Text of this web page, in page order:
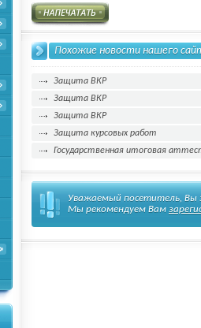
Похожие новости нашего
Защита ВКР
Защита ВКР
Защита ВКР
Защита курсовых работ
Государственная итоговая
Уважаемый посетитель, Вы
Мы рекомендуем Вам